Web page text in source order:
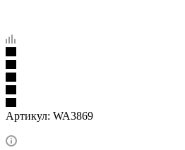
Артикул: WA3869